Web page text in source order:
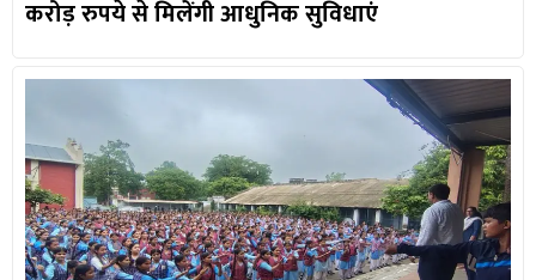
करोड़ रुपये से मिलेंगी आधुनिक सुविधाएं